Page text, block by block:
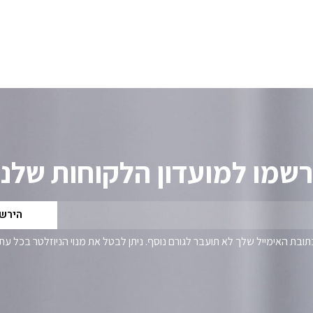
למועדון הלקוחות
האימייל שלך לא תועבר לגורם נוסף. ניתן לבטל את מנוי הניוזלטר בכל